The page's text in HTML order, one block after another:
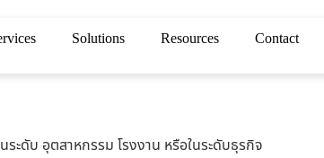
Solutions Resources Contact
ะดับ อุตสาหกรรม โรงงาน หรือในระดับธุรกิจ